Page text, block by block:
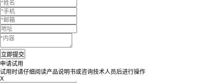
申请试用
试用时请仔细阅读产品说明书或咨询技术人员后进行操作
X